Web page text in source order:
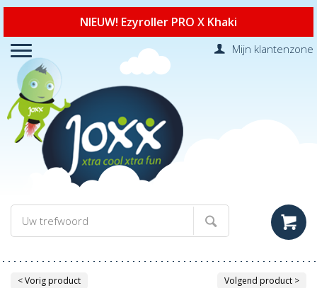
NIEUW! Ezyroller PRO X Khaki
Mijn klantenzone
< Vorig product Volgend product >